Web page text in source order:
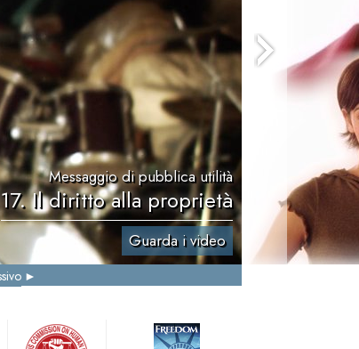
Messaggio di pubblica utilità
17. Il diritto alla proprietà
Guarda i video